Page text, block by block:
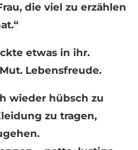
die viel zu erzählen
etwas in ihr.
Lebensfreude.
wieder hübsch zu
zu tragen,